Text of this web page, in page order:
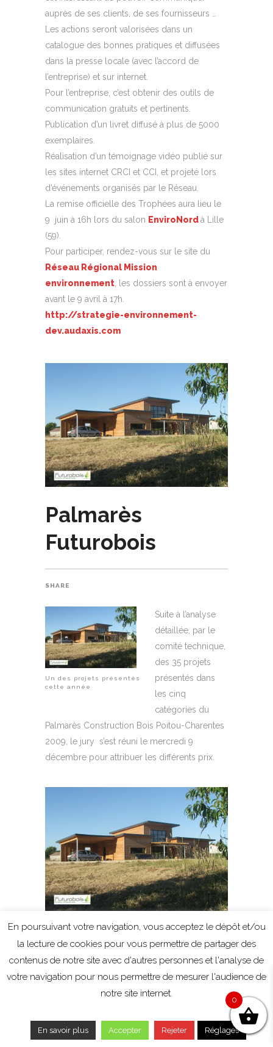
auprès de ses clients, de ses fournisseurs …
Les actions seront valorisées dans un
catalogue des bonnes pratiques et diffusées
dans la presse locale (avec l’accord de
l’entreprise) et sur internet.
Pour l’entreprise, c’est obtenir des outils de
communication gratuits et pertinents.
Publication d’un livret diffusé à plus de 5000
exemplaires.
Réalisation d’un témoignage vidéo publié sur
les sites internet CRCI et CCI, et projeté lors
d’événements organisés par le Réseau.
La remise officielle des Trophées aura lieu le
9 juin à 16h lors du salon EnviroNordà Lille
(59).
Pour participer, rendez-vous sur le site du
Réseau Régional Mission
environnement , les dossiers sont à envoyer
avant le 9 avril à 17h.
http://strategie-environnement-
dev.audaxis.com
Palmarès
Futurobois
SHARE
Un des projets présentés
cette année
Suite à l’analyse
détaillée, par le
comité technique,
des 35 projets
présentés dans
les cinq
catégories du
Palmarès Construction Bois Poitou-Charentes
2009, le jury s’est réuni le mercredi 9
décembre pour attribuer les différents prix.
La proclamation officielle des résultats et la
remise des trophées aux lauréats aura lieu le
vendredi 22 Janvier 2010, lors de la
cérémonie de remise des prix. Cette
cérémonie sera précédée sur l’ensemble de
différents thèmes liés à la construction bois.
Le programme détaillé de la journée sera très
En poursuivant votre navigation, vous acceptez le dépôt et/ou
la lecture de cookies pour vous permettre de partager des
contenus de notre site avec d'autres personnes et l'analyse de
votre navigation pour nous permettre de mesurer l'audience de
notre site internet.
En savoir plus Accepter Rejeter Réglages
0